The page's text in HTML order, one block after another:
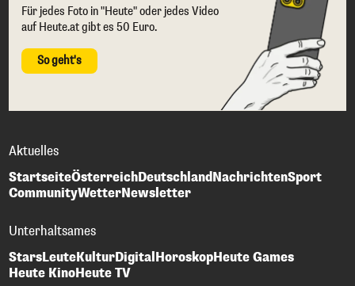
Für jedes Foto in "Heute" oder jedes Video
auf Heute.at gibt es 50 Euro.
So geht's
Aktuelles
StartseiteÖsterreichDeutschlandNachrichtenSport
CommunityWetterNewsletter
Unterhaltsames
StarsLeuteKulturDigitalHoroskopHeute Games
Heute KinoHeute TV